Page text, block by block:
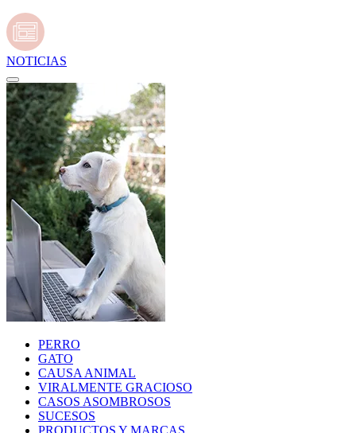
NOTICIAS
PERRO
GATO
CAUSA ANIMAL
VIRALMENTE GRACIOSO
CASOS ASOMBROSOS
SUCESOS
PRODUCTOS Y MARCAS